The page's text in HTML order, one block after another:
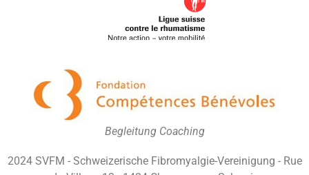
Begleitung Coaching
2024 SVFM - Schweizerische Fibromyalgie-Vereinigung - Rue